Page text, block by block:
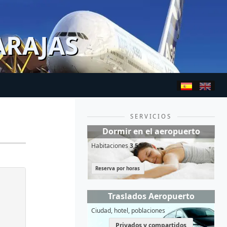
SERVICIOS
Dormir en el aeropuerto
Habitaciones3,5*
Reserva por horas
Traslados Aeropuerto
Ciudad, hotel, poblaciones